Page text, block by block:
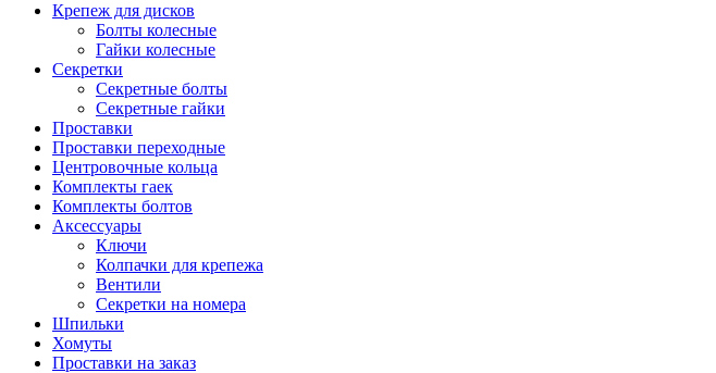
Крепеж для дисков
Болты колесные
Гайки колесные
Секретки
Секретные болты
Секретные гайки
Проставки
Проставки переходные
Центровочные кольца
Комплекты гаек
Комплекты болтов
Аксессуары
Ключи
Колпачки для крепежа
Вентили
Секретки на номера
Шпильки
Хомуты
Проставки на заказ